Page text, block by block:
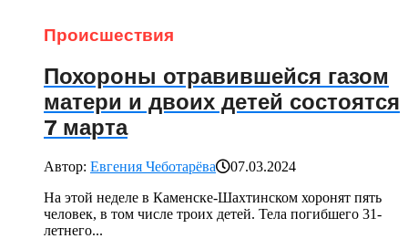
Происшествия
Похороны отравившейся газом
матери и двоих детей состоятся
7 марта
Автор: Евгения Чеботарёва
07.03.2024
На этой неделе в Каменске-Шахтинском хоронят пять
человек, в том числе троих детей. Тела погибшего 31-
летнего...